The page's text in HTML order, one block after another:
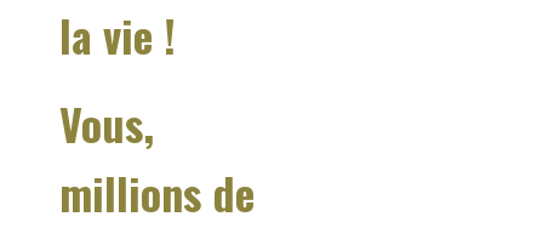
la vie !
Vous,
millions de